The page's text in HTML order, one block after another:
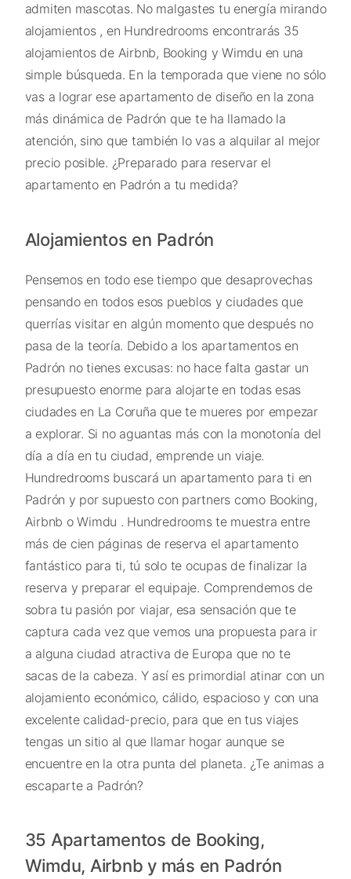
admiten mascotas. No malgastes tu energía mirando
alojamientos , en Hundredrooms encontrarás 35
alojamientos de Airbnb, Booking y Wimdu en una
simple búsqueda. En la temporada que viene no sólo
vas a lograr ese apartamento de diseño en la zona
más dinámica de Padrón que te ha llamado la
atención, sino que también lo vas a alquilar al mejor
precio posible. ¿Preparado para reservar el
apartamento en Padrón a tu medida?
Alojamientos en Padrón
Pensemos en todo ese tiempo que desaprovechas
pensando en todos esos pueblos y ciudades que
querrías visitar en algún momento que después no
pasa de la teoría. Debido a los apartamentos en
Padrón no tienes excusas: no hace falta gastar un
presupuesto enorme para alojarte en todas esas
ciudades en La Coruña que te mueres por empezar
a explorar. Si no aguantas más con la monotonía del
día a día en tu ciudad, emprende un viaje.
Hundredrooms buscará un apartamento para ti en
Padrón y por supuesto con partners como Booking,
Airbnb o Wimdu . Hundredrooms te muestra entre
más de cien páginas de reserva el apartamento
fantástico para ti, tú solo te ocupas de finalizar la
reserva y preparar el equipaje. Comprendemos de
sobra tu pasión por viajar, esa sensación que te
captura cada vez que vemos una propuesta para ir
a alguna ciudad atractiva de Europa que no te
sacas de la cabeza. Y así es primordial atinar con un
alojamiento económico, cálido, espacioso y con una
excelente calidad-precio, para que en tus viajes
tengas un sitio al que llamar hogar aunque se
encuentre en la otra punta del planeta. ¿Te animas a
escaparte a Padrón?
35 Apartamentos de Booking,
Wimdu, Airbnb y más en Padrón